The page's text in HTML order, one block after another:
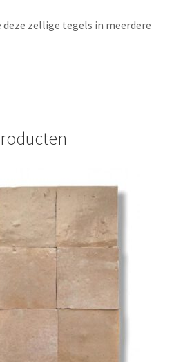
zellige tegels in meerdere